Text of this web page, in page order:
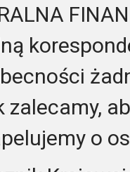
zalecamy,
o